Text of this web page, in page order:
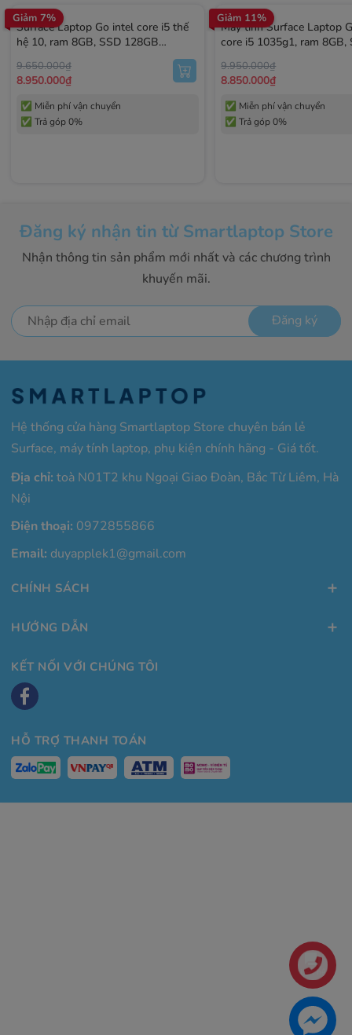
Giảm 7%
Surface Laptop Go intel core i5 thế
hệ 10, ram 8GB, SSD 128GB
9.650.000₫
8.950.000₫
✅ Miễn phí vận chuyển
✅ Trả góp 0%
Giảm 11%
Máy tính Surface Laptop
core i5 1035g1, ram 8GB,
9.950.000₫
8.850.000₫
✅ Miễn phí vận chuyển
✅ Trả góp 0%
Đăng ký nhận tin từ Smartlaptop Store
Nhận thông tin sản phẩm mới nhất và các chương trình
khuyến mãi.
Đăng ký
Hệ thống cửa hàng Smartlaptop Store chuyên bán lẻ
Surface, máy tính laptop, phụ kiện chính hãng - Giá tốt.
Địa chỉ: toà N01T2 khu Ngoại Giao Đoàn, Bắc Từ Liêm, Hà
Nội
Điện thoại: 0972855866
Email: duyapplek1@gmail.com
CHÍNH SÁCH
HƯỚNG DẪN
KẾT NỐI VỚI CHÚNG TÔI
HỖ TRỢ THANH TOÁN
Liên hệ